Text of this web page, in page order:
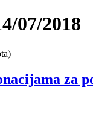
07/2018
za